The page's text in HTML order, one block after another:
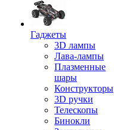
Гаджеты
3D лампы
Лава-лампы
Плазменные
шары
Конструкторы
3D ручки
Телескопы
Бинокли